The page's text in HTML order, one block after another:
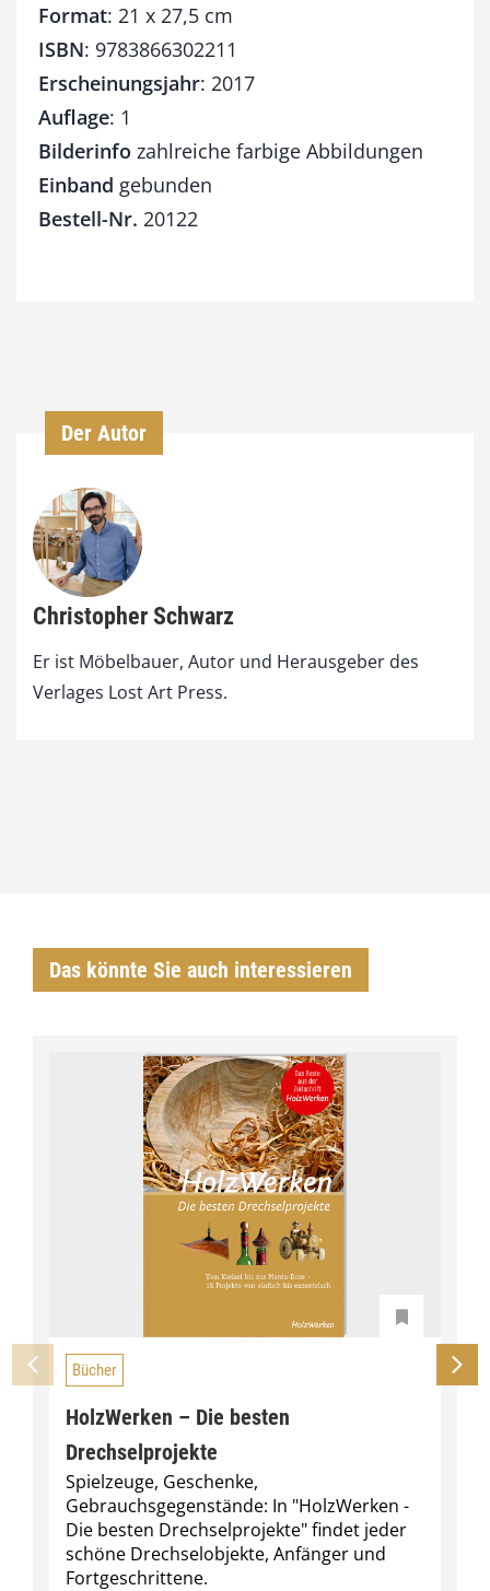
Format: 21 x 27,5 cm
ISBN: 9783866302211
Erscheinungsjahr: 2017
Auflage: 1
Bilderinfo zahlreiche farbige Abbildungen
Einband gebunden
Bestell-Nr. 20122
Der Autor
Christopher Schwarz
Er ist Möbelbauer, Autor und Herausgeber des
Verlages Lost Art Press.
Das könnte Sie auch interessieren
Bücher
HolzWerken – Die besten
Drechselprojekte
Spielzeuge, Geschenke,
Gebrauchsgegenstände: In "HolzWerken -
Die besten Drechselprojekte" findet jeder
schöne Drechselobjekte, Anfänger und
Fortgeschrittene.